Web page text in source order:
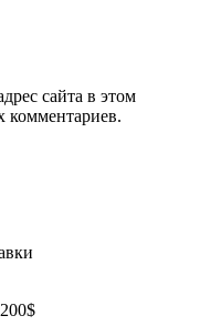
сайта в этом
комментариев.